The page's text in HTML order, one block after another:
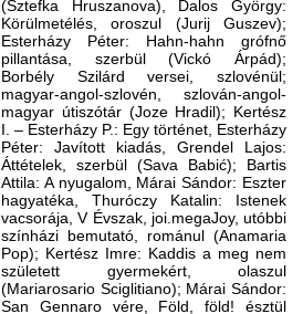
(Sztefka Hruszanova), Dalos György:
Körülmetélés, oroszul (Jurij Guszev);
Esterházy Péter: Hahn-hahn grófnő
pillantása, szerbül (Vickó Árpád);
Borbély Szilárd versei, szlovénül;
magyar-angol-szlovén, szlován-angol-
magyar útiszótár (Joze Hradil); Kertész
I. – Esterházy P.: Egy történet, Esterházy
Péter: Javított kiadás, Grendel Lajos:
Áttételek, szerbül (Sava Babić); Bartis
Attila: A nyugalom, Márai Sándor: Eszter
hagyatéka, Thuróczy Katalin: Istenek
vacsorája, V Évszak, joi.megaJoy, utóbbi
színházi bemutató, románul (Anamaria
Pop); Kertész Imre: Kaddis a meg nem
született gyermekért, olaszul
(Mariarosario Sciglitiano); Márai Sándor:
San Gennaro vére, Föld, föld! észtül